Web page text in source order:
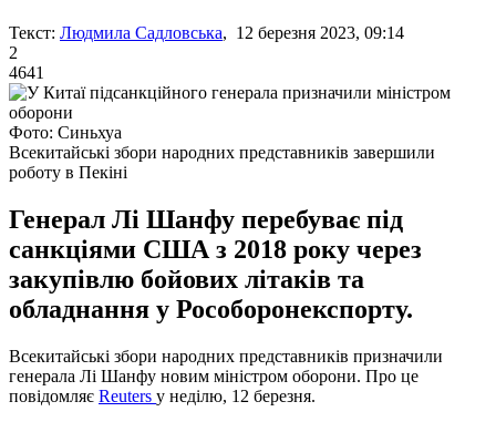
Текст: Людмила Садловська, 12 березня 2023, 09:14
2
4641
Фото: Синьхуа
Всекитайські збори народних представників завершили
роботу в Пекіні
Генерал Лі Шанфу перебуває під
санкціями США з 2018 року через
закупівлю бойових літаків та
обладнання у Рособоронекспорту.
Всекитайські збори народних представників призначили
генерала Лі Шанфу новим міністром оборони. Про це
повідомляє Reuters у неділю, 12 березня.